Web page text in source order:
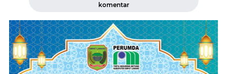
komentar